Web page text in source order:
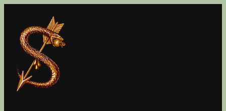
springen